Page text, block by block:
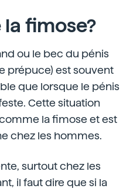
fimose?
ou le bec du pénis
prépuce) est souvent
que lorsque le pénis
Cette situation
la fimose et est
chez les hommes.
surtout chez les
il faut dire que si la